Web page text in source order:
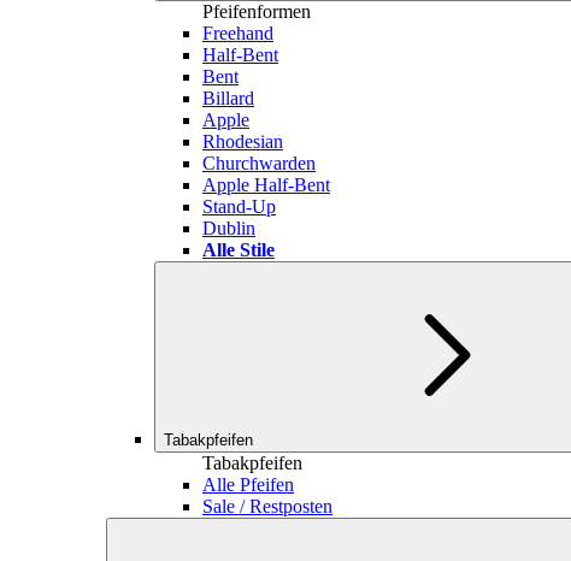
Pfeifenformen
Freehand
Half-Bent
Bent
Billard
Apple
Rhodesian
Churchwarden
Apple Half-Bent
Stand-Up
Dublin
Alle Stile
Tabakpfeifen
Tabakpfeifen
Alle Pfeifen
Sale / Restposten